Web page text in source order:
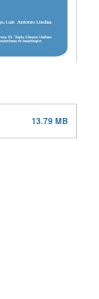
13.79 MB